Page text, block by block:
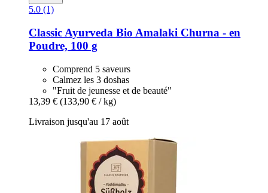
5.0 (1)
Classic Ayurveda Bio Amalaki Churna -​ en
Poudre, 100 g
Comprend 5 saveurs
Calmez les 3 doshas
"Fruit de jeunesse et de beauté"
13,39 € (133,90 € / kg)
Livraison jusqu'au 17 août